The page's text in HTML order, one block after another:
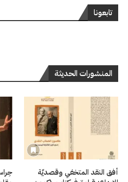
تابعونا
المنشورات الحديثة
أفق النقد المتخفي وقصديّة